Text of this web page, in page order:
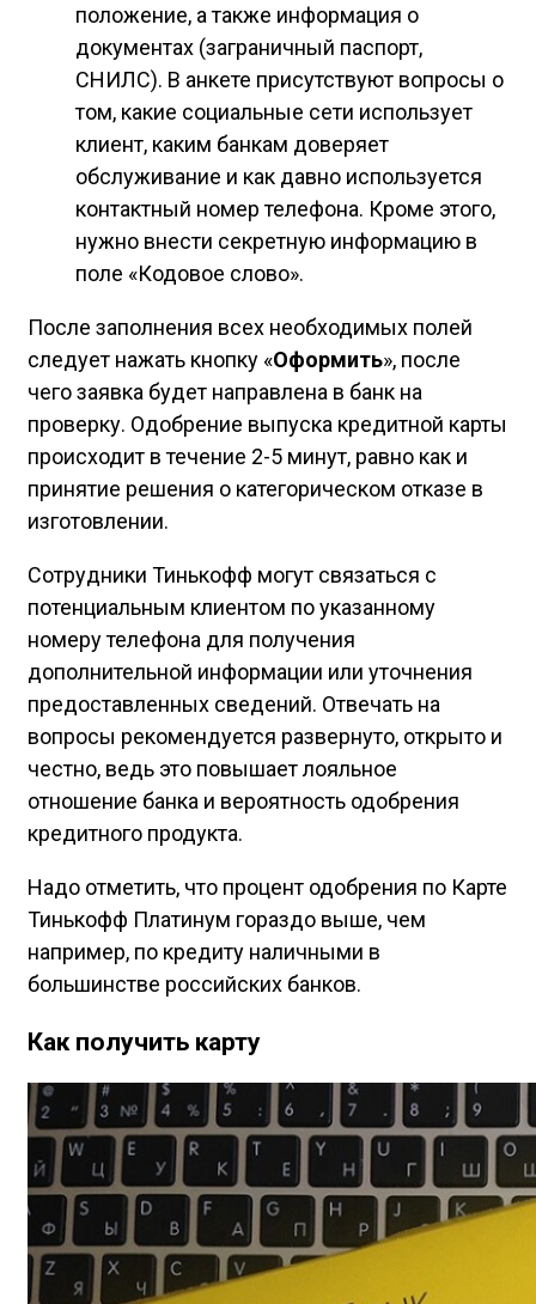
положение, а также информация о
документах (заграничный паспорт,
СНИЛС). В анкете присутствуют вопросы о
том, какие социальные сети использует
клиент, каким банкам доверяет
обслуживание и как давно используется
контактный номер телефона. Кроме этого,
нужно внести секретную информацию в
поле «Кодовое слово».
После заполнения всех необходимых полей
следует нажать кнопку «Оформить», после
чего заявка будет направлена в банк на
проверку. Одобрение выпуска кредитной карты
происходит в течение 2-5 минут, равно как и
принятие решения о категорическом отказе в
изготовлении.
Сотрудники Тинькофф могут связаться с
потенциальным клиентом по указанному
номеру телефона для получения
дополнительной информации или уточнения
предоставленных сведений. Отвечать на
вопросы рекомендуется развернуто, открыто и
честно, ведь это повышает лояльное
отношение банка и вероятность одобрения
кредитного продукта.
Надо отметить, что процент одобрения по Карте
Тинькофф Платинум гораздо выше, чем
например, по кредиту наличными в
большинстве российских банков.
Как получить карту